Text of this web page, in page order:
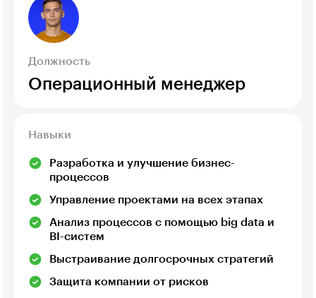
Должность
Операционный менеджер
Навыки
Разработка и улучшение бизнес-
процессов
Управление проектами на всех этапах
Анализ процессов с помощью big data и
BI-систем
Выстраивание долгосрочных стратегий
Защита компании от рисков